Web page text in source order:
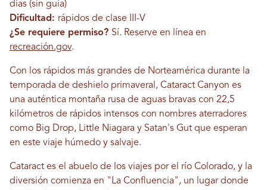
días (sin guía)
Dificultad: rápidos de clase III-V
¿Se requiere permiso? Sí. Reserve en línea en
recreación.gov.
Con los rápidos más grandes de Norteamérica durante la
temporada de deshielo primaveral, Cataract Canyon es
una auténtica montaña rusa de aguas bravas con 22,5
kilómetros de rápidos intensos con nombres aterradores
como Big Drop, Little Niagara y Satan's Gut que esperan
en este viaje húmedo y salvaje.
Cataract es el abuelo de los viajes por el río Colorado, y la
diversión comienza en "La Confluencia", un lugar donde